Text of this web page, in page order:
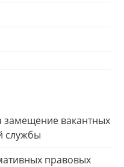
замещение вакантных
службы
правовых